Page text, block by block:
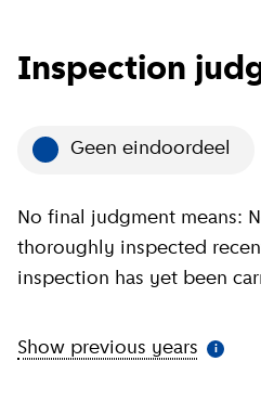
Inspection
Geen eindoordeel
No final judgment means:
thoroughly inspected
inspection has yet been
Show previous years More
i